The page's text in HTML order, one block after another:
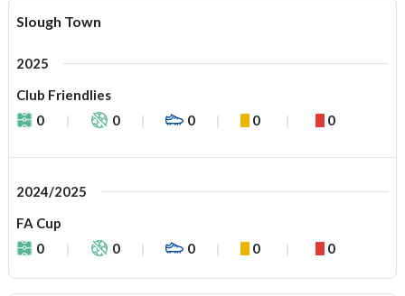
Slough Town
2025
Club Friendlies
0
0 0 0 0
2024/2025
FA Cup
0
0 0 0 0